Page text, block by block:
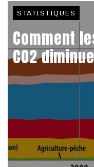
STATISTIQUES
Comment
CO2